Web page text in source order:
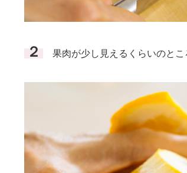
２ 果肉が少し見えるくらいのとこ